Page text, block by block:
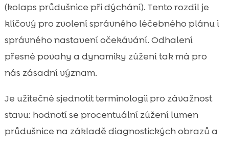
(kolaps průdušnice při dýchání). Tento rozdíl je
klíčový pro zvolení správného léčebného plánu i
správného nastavení očekávání. Odhalení
přesné povahy a dynamiky zúžení tak má pro
nás zásadní význam.
Je užitečné sjednotit terminologii pro závažnost
stavu: hodnotí se procentuální zúžení lumen
průdušnice na základě diagnostických obrazů a